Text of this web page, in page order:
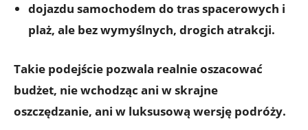
dojazdu samochodem do tras spacerowych i
plaż, ale bez wymyślnych, drogich atrakcji.
Takie podejście pozwala realnie oszacować
budżet, nie wchodząc ani w skrajne
oszczędzanie, ani w luksusową wersję podróży.